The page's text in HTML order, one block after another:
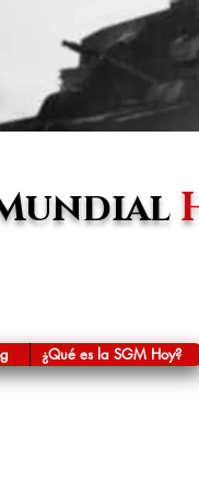
¿Qué es la SGM Hoy?